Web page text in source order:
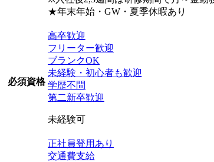
★年末年始・GW・夏季休暇あり
必須資格
高卒歓迎
フリーター歓迎
ブランクOK
未経験・初心者も歓迎
学歴不問
第二新卒歓迎
未経験可
正社員登用あり
交通費支給